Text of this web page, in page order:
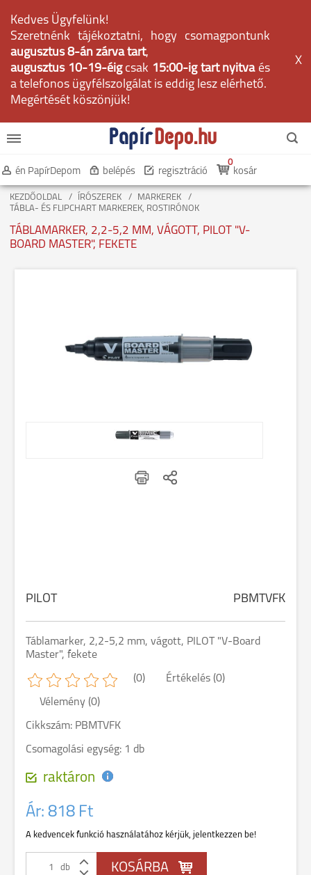
Kedves Ügyfelünk!
Szeretnénk tájékoztatni, hogy csomagpontunk
augusztus 8-án zárva tart,
augusztus 10-19-éig csak 15:00-ig tart nyitvaés
a telefonos ügyfélszolgálat is eddig lesz elérhető.
Megértését köszönjük!
X
én PapírDepom belépés regisztráció kosár
0
KEZDŐOLDAL ÍRÓSZEREK
MARKEREK
TÁBLA- ÉS FLIPCHART MARKEREK, ROSTIRÓNOK
TÁBLAMARKER, 2,2-5,2 MM, VÁGOTT, PILOT "V-
BOARD MASTER", FEKETE
PILOT PBMTVFK
Táblamarker, 2,2-5,2 mm, vágott, PILOT "V-Board
Master", fekete
(0) Értékelés (0)
Vélemény (0)
Cikkszám: PBMTVFK
Csomagolási egység: 1 db
raktáron
Ár: 818 Ft
A kedvencek funkció használatához kérjük, jelentkezzen be!
db